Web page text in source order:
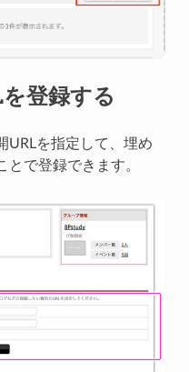
登録する
URLを指定して、埋め
で登録できます。